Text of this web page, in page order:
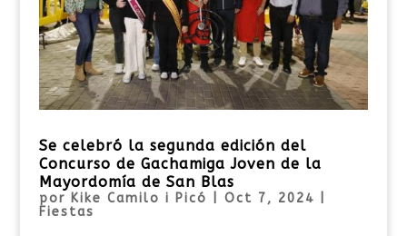
Se celebró la segunda edición del
Concurso de Gachamiga Joven de la
Mayordomía de San Blas
por Kike Camilo i Picó Oct 7, 2024
Fiestas